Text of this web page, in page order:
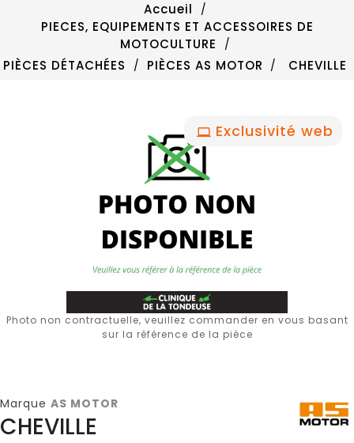
Accueil
PIECES, EQUIPEMENTS ET ACCESSOIRES DE
MOTOCULTURE
PIÈCES DÉTACHÉES
PIÈCES AS MOTOR CHEVILLE
Exclusivité web
Photo non contractuelle, veuillez commander en vous basant
sur la référence de la pièce
Marque AS MOTOR
CHEVILLE